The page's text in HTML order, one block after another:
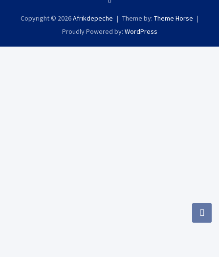
Copyright © 2026Afrikdepeche Theme by: Theme Horse
Proudly Powered by: WordPress